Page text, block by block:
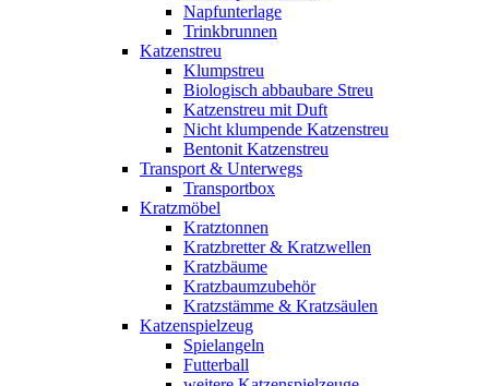
Napfunterlage
Trinkbrunnen
Katzenstreu
Klumpstreu
Biologisch abbaubare Streu
Katzenstreu mit Duft
Nicht klumpende Katzenstreu
Bentonit Katzenstreu
Transport & Unterwegs
Transportbox
Kratzmöbel
Kratztonnen
Kratzbretter & Kratzwellen
Kratzbäume
Kratzbaumzubehör
Kratzstämme & Kratzsäulen
Katzenspielzeug
Spielangeln
Futterball